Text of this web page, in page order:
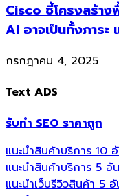
Cisco ชี้โครงสร้า
AI อาจเป็นทั้งภาระ
กรกฎาคม 4, 2025
Text ADS
รับทำ SEO ราคาถูก
แนะนำสินค้าบริการ 10
แนะนำสินค้าบริการ 5
แนะนำเว็บรีวิวสินค้า 5